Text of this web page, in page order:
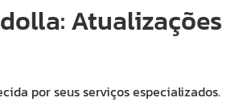
Atualizações
por seus serviços especializados.